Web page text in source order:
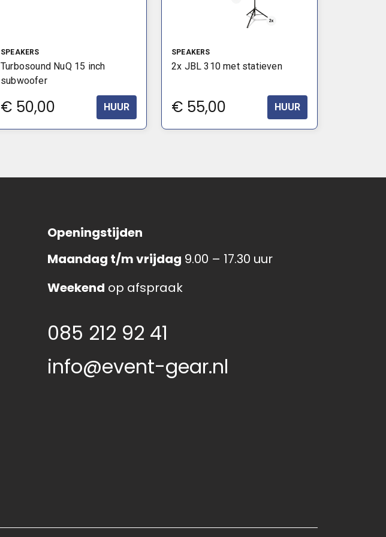
SPEAKERS
Turbosound NuQ 15 inch
subwoofer
€ 50,00 HUUR
SPEAKERS
2x JBL 310 met statieven
€ 55,00 HUUR
Openingstijden
Maandag t/m vrijdag 9.00 – 17.30 uur
Weekend op afspraak
085 212 92 41
info@event-gear.nl